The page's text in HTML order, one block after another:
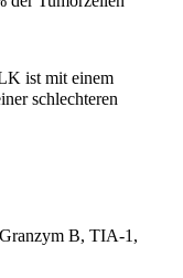
ist mit einem
schlechteren
B, TIA-1,